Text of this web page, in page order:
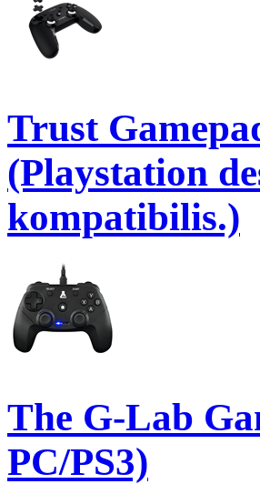
Trust
(Playstation
kompatibilis.)
The G-Lab
PC/PS3)